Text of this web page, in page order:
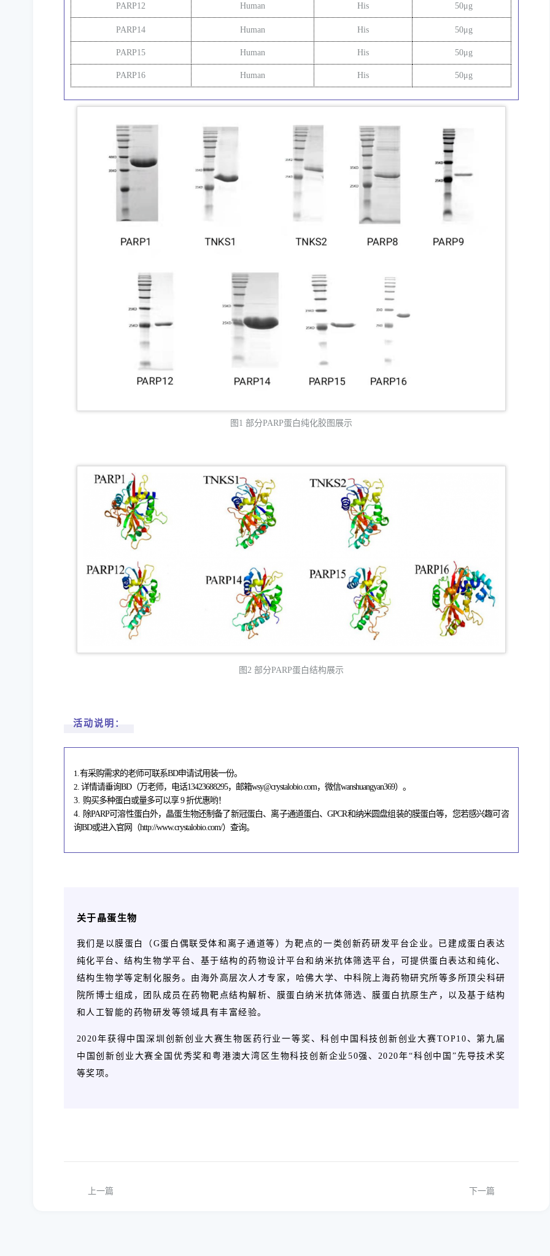
PARP12 Human His 50μg
PARP14 Human His 50μg
PARP15 Human His 50μg
PARP16 Human His 50μg
图1 部分PARP蛋白纯化胶图展示
图2 部分PARP蛋白结构展示
活动说明 ：
1.有采购需求的老师可联系BD申请试用装一份。
2. 详情请垂询BD（万老师，电话13423688295，邮箱wsy@crystalobio.com，微信wanshuangyan369）。
3. 购买多种蛋白或量多可以享 9 折优惠哟！
4. 除PARP可溶性蛋白外，晶蛋生物还制备了新冠蛋白、离子通道蛋白、GPCR和纳米圆盘组装的膜蛋白等，您若感兴趣可咨
询BD或进入官网
（http://www.crystalobio.com/） 查询。
关于晶蛋生物
我们是以膜蛋白（G蛋白偶联受体和离子通道等）为靶点的一类创新药研发平台企业。已建成蛋白表达
纯化平台、结构生物学平台、基于结构的药物设计平台和纳米抗体筛选平台，可提供蛋白表达和纯化、
结构生物学等定制化服务。 由海外高层次人才专家，哈佛大学、中科院上海药物研究所等多所顶尖科研
院所博士组成，团队成员在药物靶点结构解析、膜蛋白纳米抗体筛选、膜蛋白抗原生产，以及基于结构
和人工智能的药物研发等领域具有丰富经验。
2020年获得中国深圳创新创业大赛生物医药行业一等奖、科创中国科技创新创业大赛TOP10、第九届
中国创新创业大赛全国优秀奖和粤港澳大湾区生物科技创新企业50强、2020年“科创中国”先导技术奖
等奖项。
上一篇 下一篇